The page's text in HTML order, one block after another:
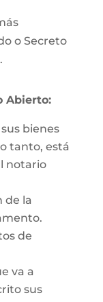
o Secreto
.
Abierto:
bienes
tanto, está
notario
de la
de
va a
sus